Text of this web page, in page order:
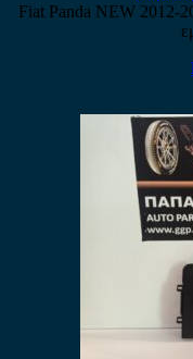
Fiat Panda NEW 2012-